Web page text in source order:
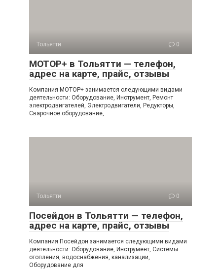
Тольятти 0
МОТОР+ в Тольятти — телефон,
адрес на карте, прайс, отзывы
Компания МОТОР+ занимается следующими видами
деятельности: Оборудование, Инструмент, Ремонт
электродвигателей, Электродвигатели, Редукторы,
Сварочное оборудование,
Тольятти 0
Посейдон в Тольятти — телефон,
адрес на карте, прайс, отзывы
Компания Посейдон занимается следующими видами
деятельности: Оборудование, Инструмент, Системы
отопления, водоснабжения, канализации,
Оборудование для